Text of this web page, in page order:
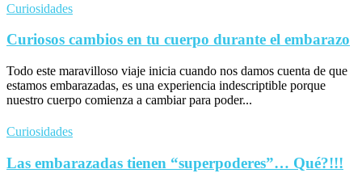
Curiosidades
Curiosos cambios en tu cuerpo durante el embarazo
Todo este maravilloso viaje inicia cuando nos damos cuenta de que
estamos embarazadas, es una experiencia indescriptible porque
nuestro cuerpo comienza a cambiar para poder...
Curiosidades
Las embarazadas tienen “superpoderes”… Qué?!!!